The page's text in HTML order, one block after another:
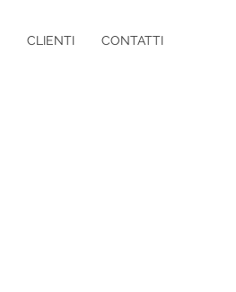
CLIENTI CONTATTI